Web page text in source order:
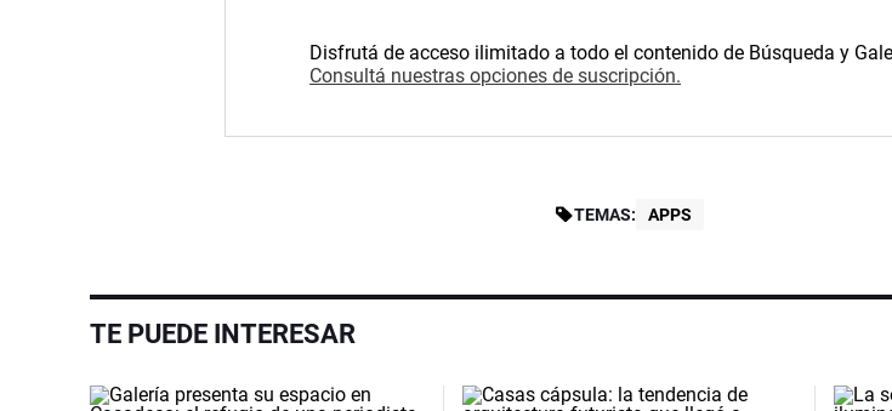
Disfrutá de acceso ilimitado a todo el contenido de Búsqueda y
Consultá nuestras opciones de suscripción.
TEMAS: APPS
TE PUEDE INTERESAR